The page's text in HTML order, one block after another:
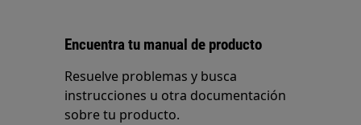
Encuentra tu manual de producto
Resuelve problemas y busca
instrucciones u otra documentación
sobre tu producto.